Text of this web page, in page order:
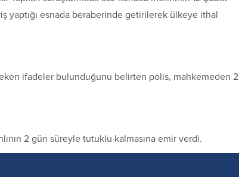
yaptığı esnada beraberinde getirilerek ülkeye ithal
ifadeler bulunduğunu belirten polis, mahkemeden 2
2 gün süreyle tutuklu kalmasına emir verdi.